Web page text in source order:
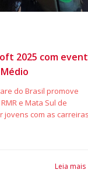
2025 com
do Brasil promove
e Mata Sul de
jovens com as
Leia mais